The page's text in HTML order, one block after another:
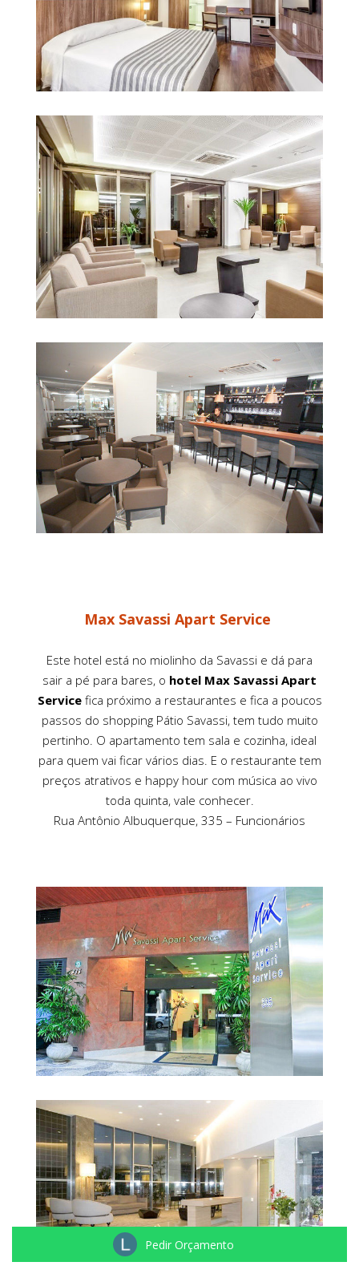
Max Savassi Apart Service
Este hotel está no miolinho da Savassi e dá para
sair a pé para bares, o hotel Max Savassi Apart
Servicefica próximo a restaurantes e fica a poucos
passos do shopping Pátio Savassi, tem tudo muito
pertinho. O apartamento tem sala e cozinha, ideal
para quem vai ficar vários dias. E o restaurante tem
preços atrativos e happy hour com música ao vivo
toda quinta, vale conhecer.
Rua Antônio Albuquerque, 335 – Funcionários
Pedir Orçamento